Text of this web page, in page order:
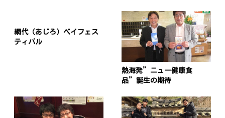
網代（あじろ）ベイフェス
ティバル
熱海発”ニュー健康食
品”誕生の期待